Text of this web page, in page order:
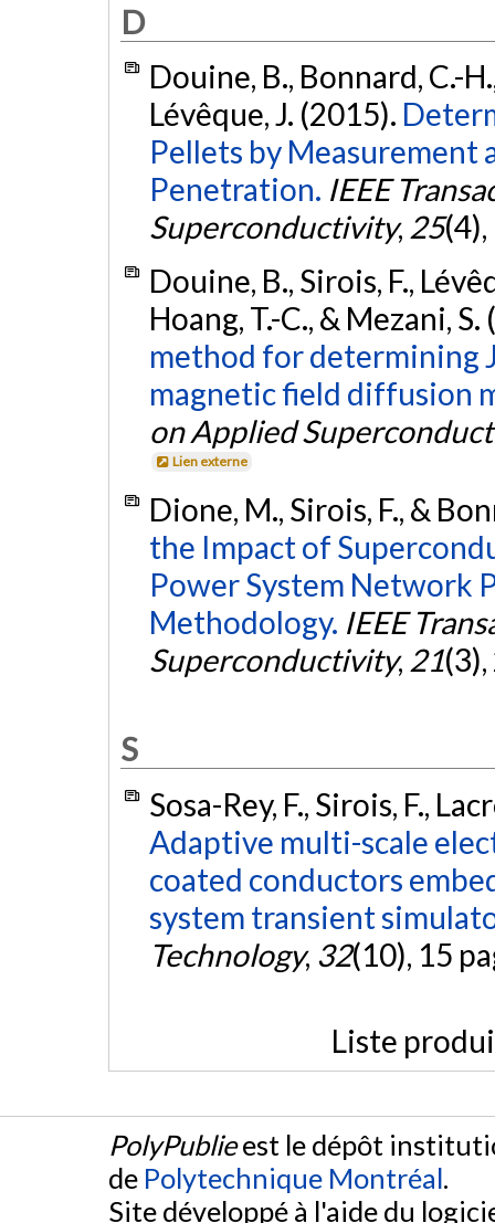
D
Douine, B., Bonnard, C.-
Lévêque, J. (2015).
Pellets by
Penetration. IEEE
Superconductivity, 25
Douine, B., Sirois, F.,
Hoang, T.-C., & Mezani,
method for determining
magnetic field diffusion
on Applied
Lien externe
Dione, M., Sirois, F., &
the Impact of
Power System Network
Methodology. IEEE
Superconductivity, 21
S
Sosa-Rey, F., Sirois, F.,
Adaptive multi-scale
coated conductors
system transient
Technology, 32(10), 15
Liste
PolyPublieest le dépôt
de Polytechnique Montréal.
Site développé à l'aide du